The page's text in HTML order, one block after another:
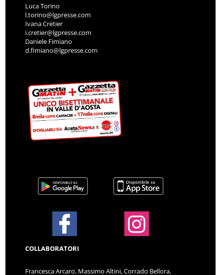
Luca Torino
l.torino@lgpresse.com
Ivana Cretier
i.cretier@lgpresse.com
Daniele Fimiano
d.fimiano@lgpresse.com
COLLABORATORI
Francesca Arcaro, Massimo Altini, Corrado Bellora,